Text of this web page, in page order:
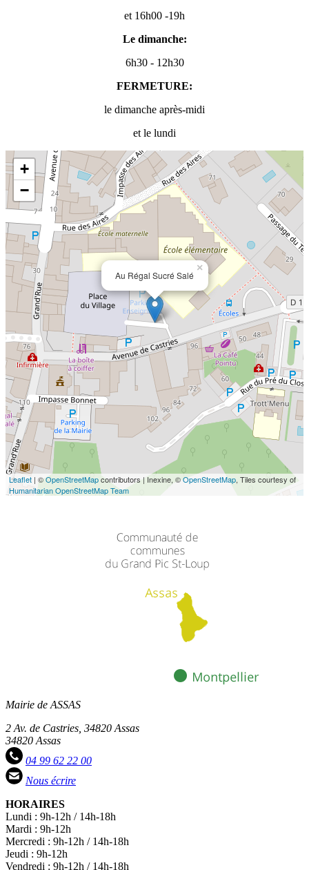
et 16h00 -19h
Le dimanche:
6h30 - 12h30
FERMETURE:
le dimanche après-midi
et le lundi
Au Régal Sucré Salé
×
+
−
Leaflet | ©OpenStreetMapcontributors | Inexine, ©OpenStreetMap, Tiles courtesy of
Humanitarian OpenStreetMap Team
Mairie de ASSAS
2 Av. de Castries, 34820 Assas
34820 Assas
04 99 62 22 00
Nous écrire
HORAIRES
Lundi : 9h-12h / 14h-18h
Mardi : 9h-12h
Mercredi : 9h-12h / 14h-18h
Jeudi : 9h-12h
Vendredi : 9h-12h / 14h-18h